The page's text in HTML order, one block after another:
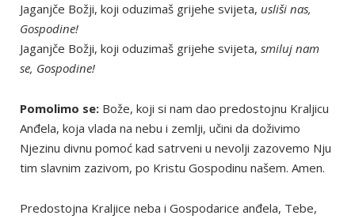
Jaganjče Božji, koji oduzimaš grijehe svijeta, usliši nas,
Gospodine!
Jaganjče Božji, koji oduzimaš grijehe svijeta, smiluj nam
se, Gospodine!
Pomolimo se: Bože, koji si nam dao predostojnu Kraljicu
Anđela, koja vlada na nebu i zemlji, učini da doživimo
Njezinu divnu pomoć kad satrveni u nevolji zazovemo Nju
tim slavnim zazivom, po Kristu Gospodinu našem. Amen.
Predostojna Kraljice neba i Gospodarice anđela, Tebe,